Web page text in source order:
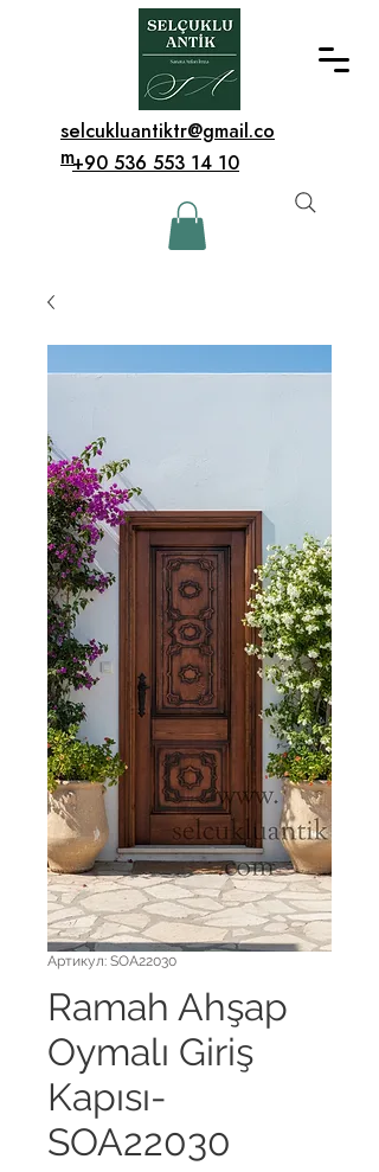
+90 536 553 14 10
selcukluantiktr@gmail.co
m
Артикул: SOA22030
Ramah Ahşap
Oymalı Giriş
Kapısı-
SOA22030